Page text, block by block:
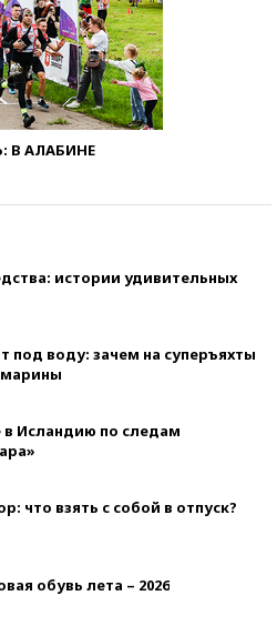
В АЛАБИНЕ
истории удивительных
под воду: зачем на суперъяхты
в Исландию по следам
что взять с собой в отпуск?
обувь лета – 2026